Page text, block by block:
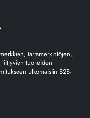
tarramerkintöjen,
tuotteiden
ulkomaisiin B2B-